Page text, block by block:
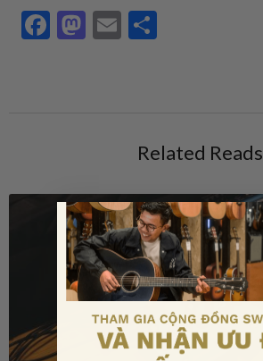
Facebook
Mastodon
Email
Related Reads